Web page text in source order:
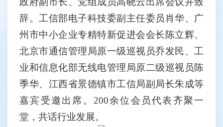
辞。工信部电子科技委副主任委员肖华、广
州市中小企业专精特新促进会会长陈立辉、
北京市通信管理局原一级巡视员乔发民、工
业和信息化部无线电管理局原二级巡视员陈
季华、江西省景德镇市工信局副局长朱成等
嘉宾受邀出席。 200余位会员代表齐聚一
堂，共话行业发展。